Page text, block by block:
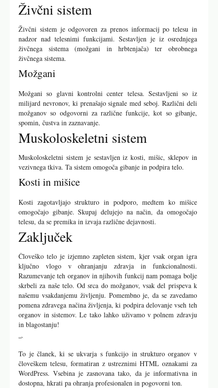
Živčni sistem
Živčni sistem je odgovoren za prenos informacij po telesu in
nadzor nad telesnimi funkcijami. Sestavljen je iz osrednjega
živčnega sistema (možgani in hrbtenjača) ter obrobnega
živčnega sistema.
Možgani
Možgani so glavni kontrolni center telesa. Sestavljeni so iz
milijard nevronov, ki prenašajo signale med seboj. Različni deli
možganov so odgovorni za različne funkcije, kot so gibanje,
spomin, čustva in zaznavanje.
Muskoloskeletni sistem
Muskoloskeletni sistem je sestavljen iz kosti, mišic, sklepov in
vezivnega tkiva. Ta sistem omogoča gibanje in podpira telo.
Kosti in mišice
Kosti zagotavljajo strukturo in podporo, medtem ko mišice
omogočajo gibanje. Skupaj delujejo na način, da omogočajo
telesu, da se premika in izvaja različne dejavnosti.
Zaključek
Človeško telo je izjemno zapleten sistem, kjer vsak organ igra
ključno vlogo v ohranjanju zdravja in funkcionalnosti.
Razumevanje teh organov in njihovih funkcij nam pomaga bolje
skrbeli za naše telo. Od srca do možganov, vsak del prispeva k
našemu vsakdanjemu življenju. Pomembno je, da se zavedamo
pomena zdravega načina življenja, ki podpira delovanje vseh teh
organov in sistemov. Le tako lahko uživamo v polnem zdravju
in blagostanju!
“`
To je članek, ki se ukvarja s funkcijo in strukturo organov v
človeškem telesu, formatiran z ustreznimi HTML oznakami za
WordPress. Vsebina je zasnovana tako, da je informativna in
dostopna, hkrati pa ohranja profesionalen in pogovorni ton.